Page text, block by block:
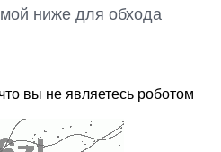
ниже для обхода
вы не являетесь роботом